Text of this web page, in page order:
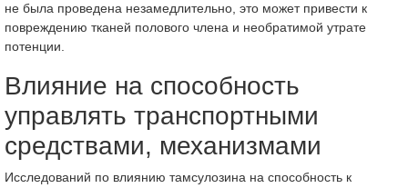
не была проведена незамедлительно, это может привести к
повреждению тканей полового члена и необратимой утрате
потенции.
Влияние на способность
управлять транспортными
средствами, механизмами
Исследований по влиянию тамсулозина на способность к